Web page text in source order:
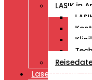
LASIK in
Lasern in der